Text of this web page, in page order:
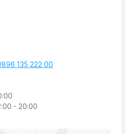
135 222 00
- 20:00